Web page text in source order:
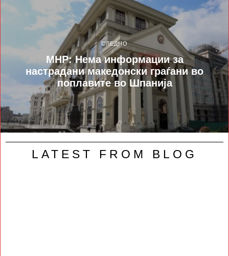
СЛЕДНО
МНР: Нема информации за
настрадани македонски граѓани во
поплавите во Шпанија
LATEST FROM BLOG